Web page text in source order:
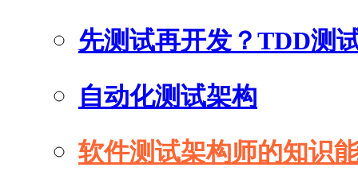
先测试再开发？TDD测
自动化测试架构
软件测试架构师的知识